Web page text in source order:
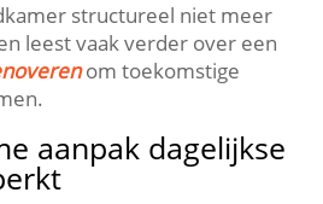
structureel niet meer
leest vaak verder over een
om toekomstige
aanpak dagelijkse